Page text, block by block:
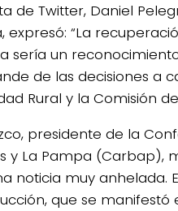
de Twitter, Daniel
expresó: “La
sería un
de las decisiones a
Rural y la Comisión
presidente de la
y La Pampa (Carbap),
noticia muy anhelada.
que se